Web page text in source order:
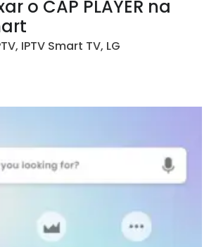
o CAP PLAYER na
, IPTV Smart TV, LG